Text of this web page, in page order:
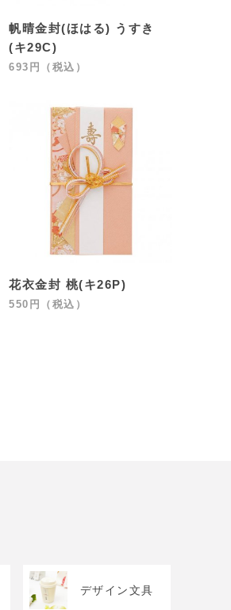
帆晴金封(ほはる) うすき
(キ29C)
693円（税込）
花衣金封 桃(キ26P)
550円（税込）
デザイン文具